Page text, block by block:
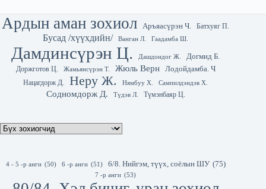
Ардын аман зохиол Аръяасүрэн Ч. Батхуяг П.
Бусад /хүүхдийн/ Ванган Л. Гаадамба Ш.
Дамдинсүрэн Ц. Дашдондог Ж.
Догмид Б.
Доржготов Ц.
Жамьянсүрэн Т. Жюль Верн Лодойдамба. Ч
Нацагдорж Д. Неру Ж. Нямбуу Х. Сампилдэндэв Х.
Содномдорж Д. Түдэв Л. Түмэнбаяр Ц.
4 - 5 -р анги (50) 6 -р анги (51) 6/8. Нийгэм, түүх, соёлын ШУ (75)
7 -р анги (53)